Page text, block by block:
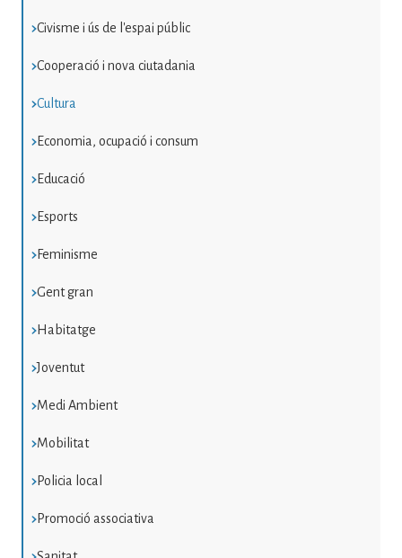
Civisme i ús de l'espai públic
Cooperació i nova ciutadania
Cultura
Economia, ocupació i consum
Educació
Esports
Feminisme
Gent gran
Habitatge
Joventut
Medi Ambient
Mobilitat
Policia local
Promoció associativa